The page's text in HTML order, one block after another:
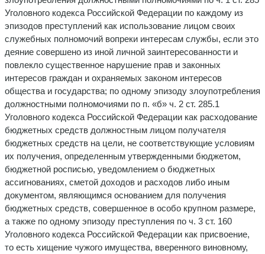
Уголовного кодекса Российской Федерации по каждому из
эпизодов преступлений как использование лицом своих
служебных полномочий вопреки интересам службы, если это
деяние совершено из иной личной заинтересованности и
повлекло существенное нарушение прав и законных
интересов граждан и охраняемых законом интересов
общества и государства; по одному эпизоду злоупотребления
должностными полномочиями по п. «б» ч. 2 ст. 285.1
Уголовного кодекса Российской Федерации как расходование
бюджетных средств должностным лицом получателя
бюджетных средств на цели, не соответствующие условиям
их получения, определенным утвержденными бюджетом,
бюджетной росписью, уведомлением о бюджетных
ассигнованиях, сметой доходов и расходов либо иным
документом, являющимся основанием для получения
бюджетных средств, совершенное в особо крупном размере,
а также по одному эпизоду преступления по ч. 3 ст. 160
Уголовного кодекса Российской Федерации как присвоение,
то есть хищение чужого имущества, вверенного виновному,